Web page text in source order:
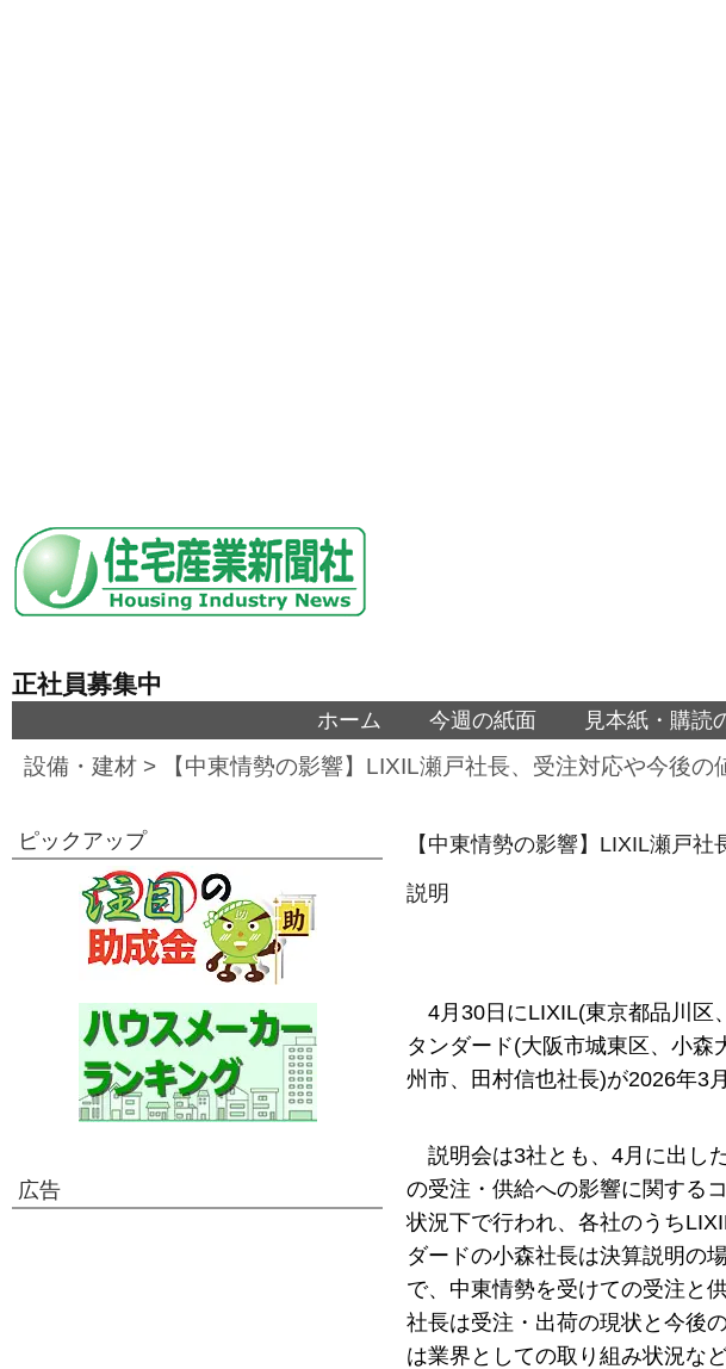
正社員募集中
ホーム 今週の紙面 見本紙・購読
設備・建材 > 【中東情勢の影響】LIXIL瀬戸社長、受注対応や今後
【中東情勢の影響】LIXIL瀬戸
説明
4月30日にLIXIL(東京都品川区
タンダード(大阪市城東区、小森
州市、田村信也社長)が2026年3
説明会は3社とも、4月に出し
の受注・供給への影響に関する
状況下で行われ、各社のうち
ダードの小森社長は決算説明の
で、中東情勢を受けての受注と
社長は受注・出荷の現状と今後
は業界としての取り組み状況な
ピックアップ
広告